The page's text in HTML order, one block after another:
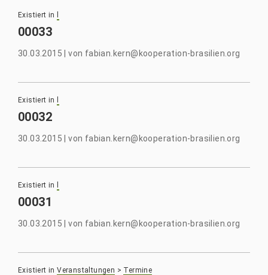
Existiert in
00033
30.03.2015 |von fabian.kern@kooperation-brasilien.org
Existiert in
00032
30.03.2015 |von fabian.kern@kooperation-brasilien.org
Existiert in
00031
30.03.2015 |von fabian.kern@kooperation-brasilien.org
Existiert in Veranstaltungen > Termine